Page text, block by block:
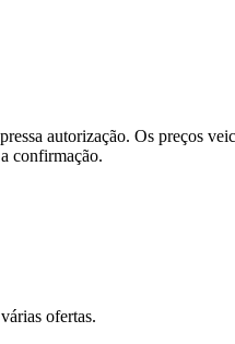
autorização. Os preços
confirmação.
ofertas.